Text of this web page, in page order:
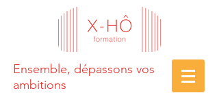
Ensemble, dépassons vos
ambitions